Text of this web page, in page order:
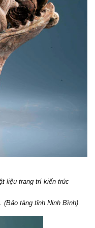
liệu trang trí kiến trúc
(Bảo tàng tỉnh Ninh Bình)